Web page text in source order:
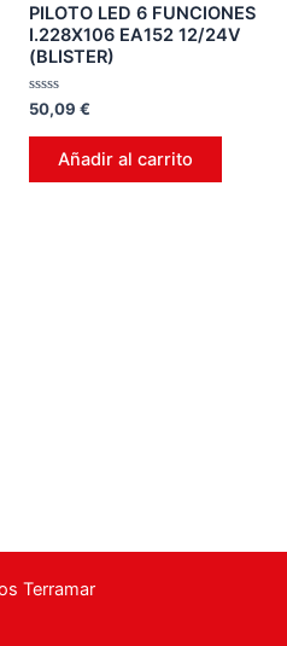
PILOTO LED 6 FUNCIONES
I.228X106 EA152 12/24V
(BLISTER)
Valorado
en
0
50,09 €
Añadir al carrito